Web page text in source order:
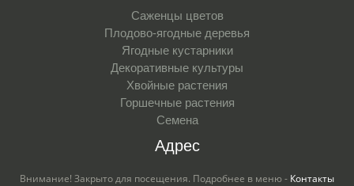
Саженцы цветов
Плодово-ягодные деревья
Ягодные кустарники
Декоративные культуры
Хвойные растения
Горшечные растения
Семена
Адрес
Внимание! Закрыто для посещения. Подробнее в меню - Контакты